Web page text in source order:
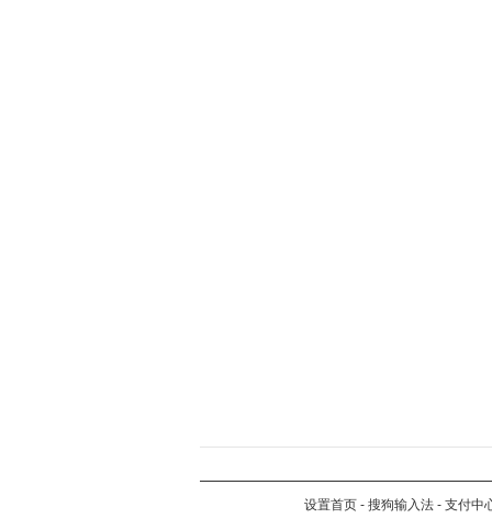
设置首页 - 搜狗输入法 - 支付中